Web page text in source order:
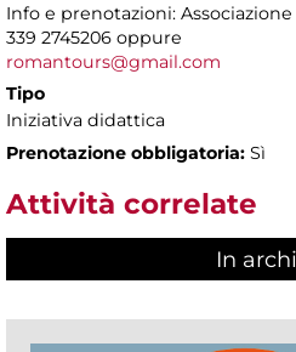
Info e prenotazioni:
339 2745206 oppure
romantours@gmail.com
Tipo
Iniziativa didattica
Prenotazione obbligatoria: Sì
Attività correlate
In